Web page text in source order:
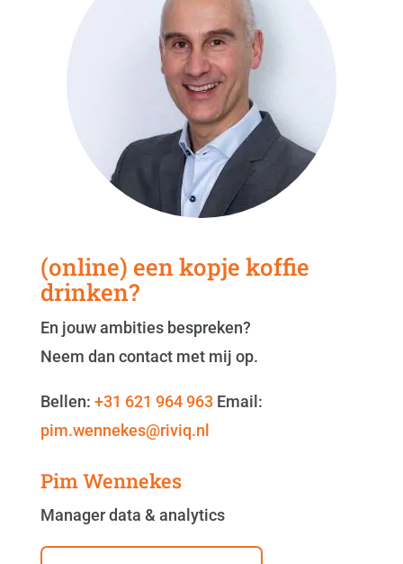
(online) een kopje koffie
drinken?
En jouw ambities bespreken?
Neem dan contact met mij op.
Bellen: +31 621 964 963Email:
pim.wennekes@riviq.nl
Pim Wennekes
Manager data & analytics